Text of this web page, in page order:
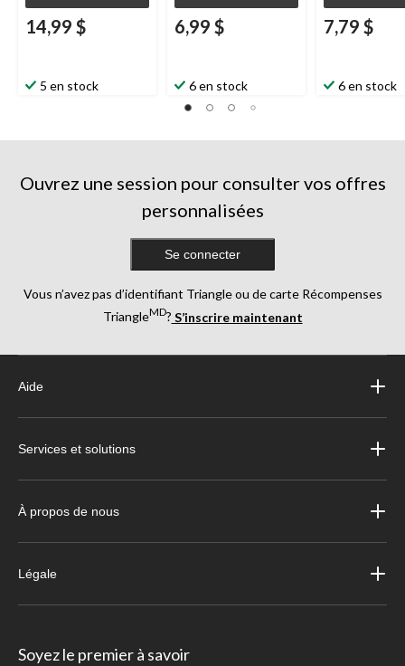
14,99 $
5 en stock
6,99 $
6 en stock
7,79 $
6 en stock
Ouvrez une session pour consulter vos offres
personnalisées
Se connecter
Vous n’avez pas d’identifiant Triangle ou de carte Récompenses
TriangleMD? S’inscrire maintenant
Aide
Services et solutions
À propos de nous
Légale
Soyez le premier à savoir